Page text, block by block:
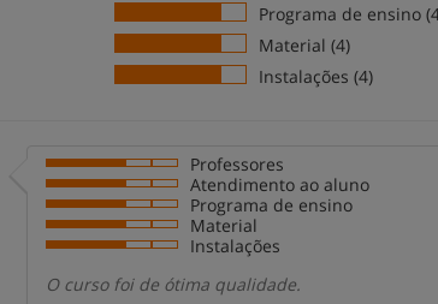
Programa de ensino
Material (4)
Instalações (4)
Professores
Atendimento ao aluno
Programa de ensino
Material
Instalações
O curso foi de ótima qualidade.